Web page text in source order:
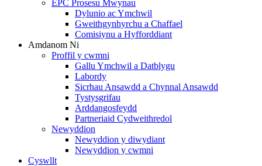
EPC Prosesu Mwynau
Dylunio ac Ymchwil
Gweithgynhyrchu a Chaffael
Comisiynu a Hyfforddiant
Amdanom Ni
Proffil y cwmni
Gallu Ymchwil a Datblygu
Labordy
Sicrhau Ansawdd a Chynnal Ansawdd
Tystysgrifau
Arddangosfeydd
Partneriaid Cydweithredol
Newyddion
Newyddion y diwydiant
Newyddion y cwmni
Cyswllt